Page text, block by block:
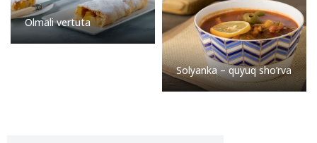
Olmali vertuta
Solyanka – quyuq sho’rva